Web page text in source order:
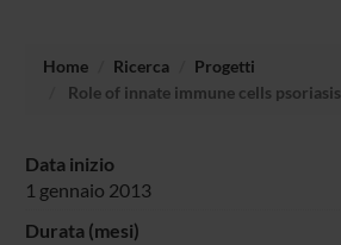
Home Ricerca
Progetti
Role of innate immune cells psoriasis
Data inizio
1 gennaio 2013
Durata (mesi)